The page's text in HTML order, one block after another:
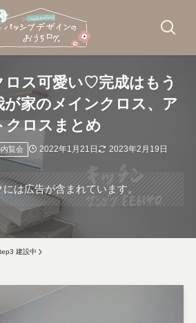
ロス可愛い♡完成はもう
が家のメインクロス、ア
クロスまとめ
覧会 2022年1月21日 2023年2月19日
は広告が含まれています。
建設中